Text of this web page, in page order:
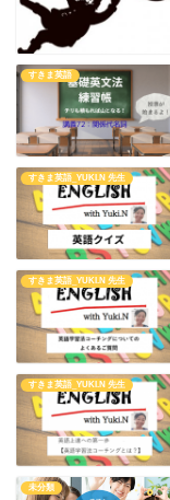
すきま英語
すきま英語_YUKI.N 先生
すきま英語_YUKI.N 先生
すきま英語_YUKI.N 先生
未分類